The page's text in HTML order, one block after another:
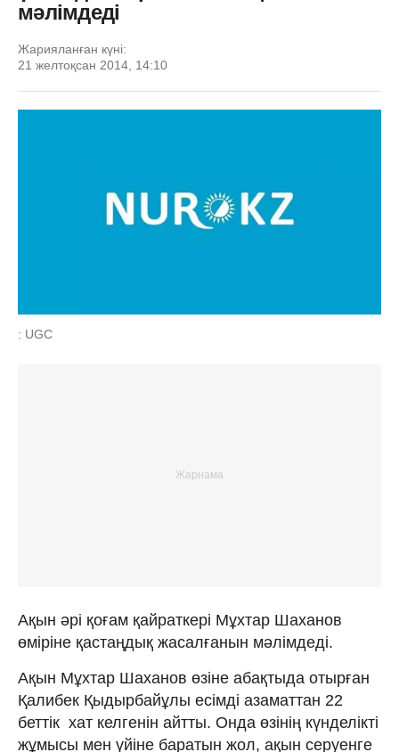
мәлімдеді
Жарияланған күні:
21 желтоқсан 2014, 14:10
: UGC
Ақын әрі қоғам қайраткері Мұхтар Шаханов
өміріне қастаңдық жасалғанын мәлімдеді.
Ақын Мұхтар Шаханов өзіне абақтыда отырған
Қалибек Қыдырбайұлы есімді азаматтан 22
беттік хат келгенін айтты. Онда өзінің күнделікті
жұмысы мен үйіне баратын жол, ақын серуенге